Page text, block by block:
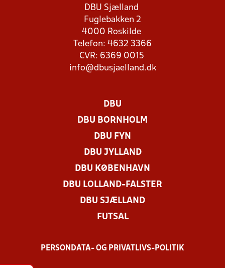
DBU Sjælland
Fuglebakken 2
4000 Roskilde
Telefon: 4632 3366
CVR: 6369 0015
info@dbusjaelland.dk
DBU
DBU BORNHOLM
DBU FYN
DBU JYLLAND
DBU KØBENHAVN
DBU LOLLAND-FALSTER
DBU SJÆLLAND
FUTSAL
PERSONDATA- OG PRIVATLIVS-POLITIK